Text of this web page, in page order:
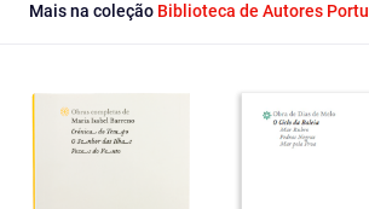
Mais na coleção Biblioteca de Autores